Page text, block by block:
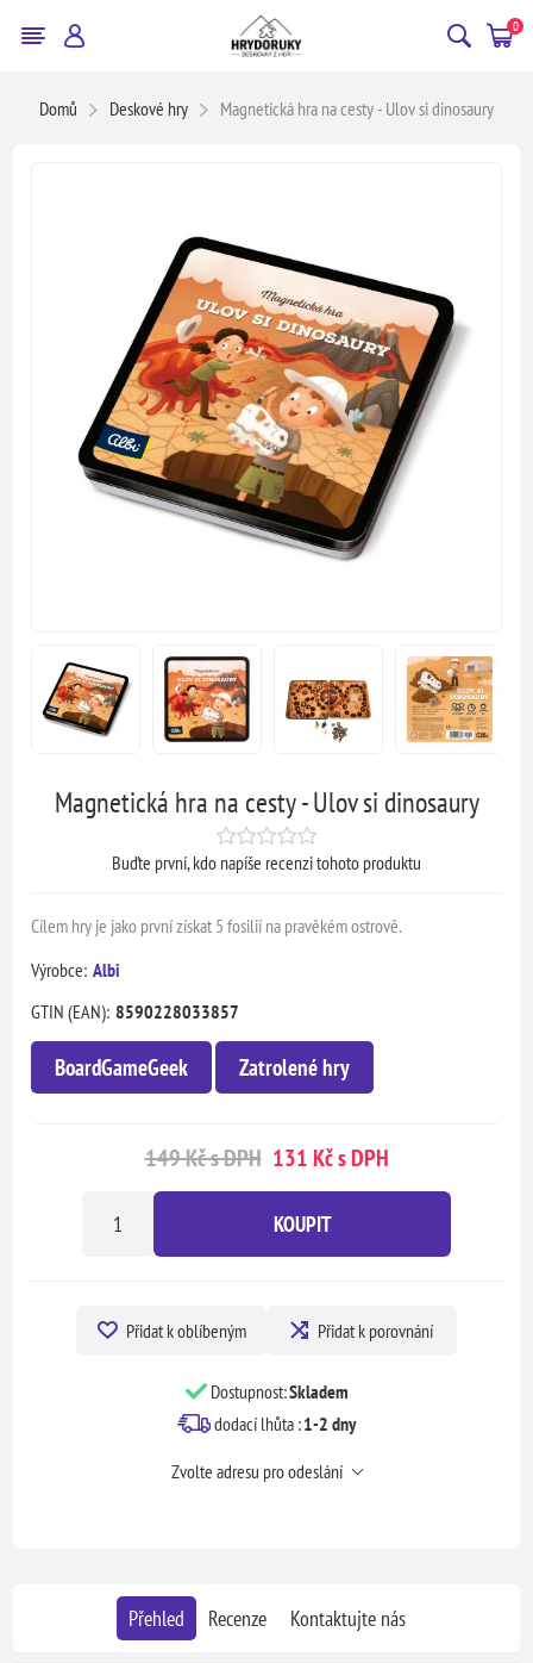
0
Domů Deskové hry Magnetická hra na cesty - Ulov si dinosaury
Magnetická hra na cesty - Ulov si dinosaury
Buďte první, kdo napíše recenzi tohoto produktu
Cílem hry je jako první získat 5 fosilií na pravěkém ostrově.
Výrobce: Albi
GTIN (EAN): 8590228033857
BoardGameGeek Zatrolené hry
149 Kč s DPH 131 Kč s DPH
KOUPIT
Přidat k oblíbeným Přidat k porovnání
Dostupnost:Skladem
dodací lhůta :1-2 dny
Zvolte adresu pro odeslání
Přehled Recenze Kontaktujte nás